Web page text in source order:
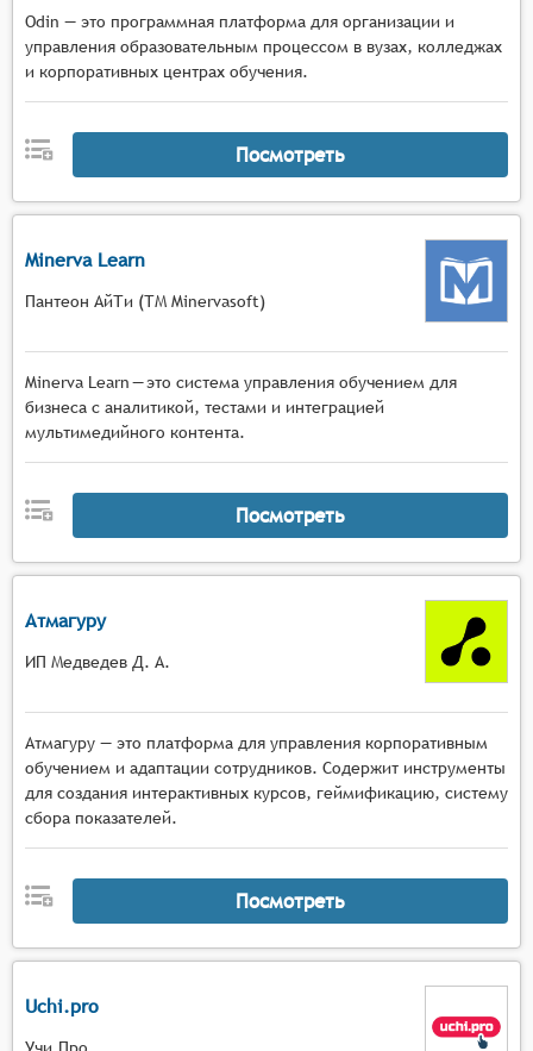
Odin — это программная платформа для организации и
управления образовательным процессом в вузах, колледжах
и корпоративных центрах обучения.
Посмотреть
Minerva Learn
Пантеон АйТи (ТМ Minervasoft)
Minerva Learn — это система управления обучением для
бизнеса с аналитикой, тестами и интеграцией
мультимедийного контента.
Посмотреть
Атмагуру
ИП Медведев Д. А.
Атмагуру — это платформа для управления корпоративным
обучением и адаптации сотрудников. Содержит инструменты
для создания интерактивных курсов, геймификацию, систему
сбора показателей.
Посмотреть
Uchi.pro
Учи.Про